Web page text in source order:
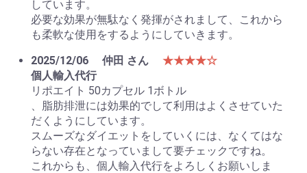
お買い物を続ける カートへ進む
しています。
必要な効果が無駄なく発揮がされまして、これから
も柔軟な使用をするようにしていきます。
2025/12/06
仲田 さん
★★★★☆
個人輸入代行
リポエイト 50カプセル 1ボトル
、脂肪排泄には効果的でして利用はよくさせていた
だくようにしています。
スムーズなダイエットをしていくには、なくてはな
らない存在となっていまして要チェックですね。
これからも、個人輸入代行をよろしくお願いしま